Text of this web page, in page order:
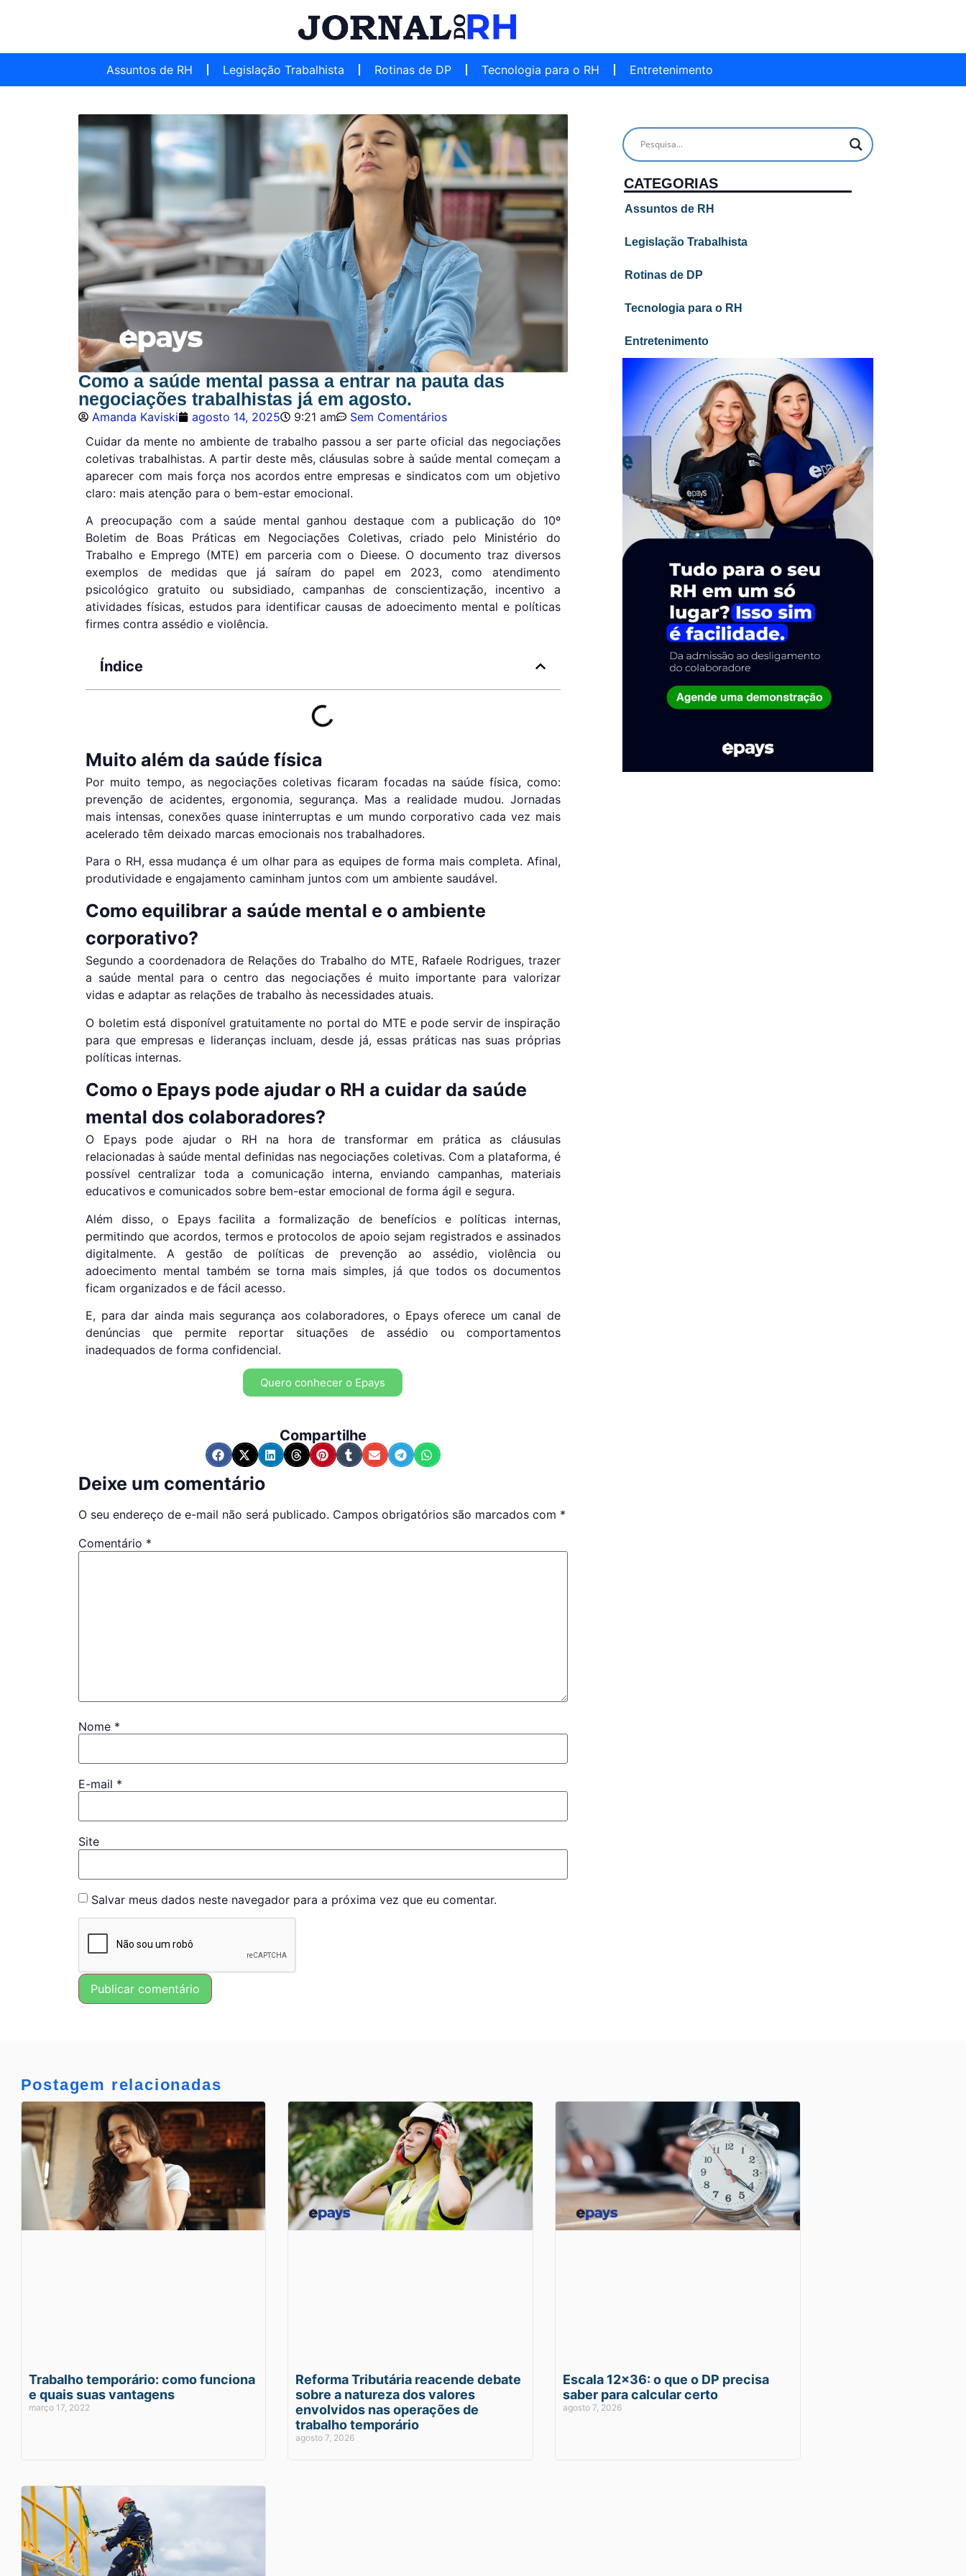
Assuntos de RH Legislação Trabalhista Rotinas de DP Tecnologia para o RH Entretenimento
Como a saúde mental passa a entrar na pauta das
negociações trabalhistas já em agosto.
Amanda Kaviski agosto 14, 2025 9:21 am
Sem Comentários
Cuidar da mente no ambiente de trabalho passou a ser parte oficial das negociações
coletivas trabalhistas. A partir deste mês, cláusulas sobre à saúde mental começam a
aparecer com mais força nos acordos entre empresas e sindicatos com um objetivo
claro: mais atenção para o bem-estar emocional.
A preocupação com a saúde mental ganhou destaque com a publicação do 10º
Boletim de Boas Práticas em Negociações Coletivas, criado pelo Ministério do
Trabalho e Emprego (MTE) em parceria com o Dieese. O documento traz diversos
exemplos de medidas que já saíram do papel em 2023, como atendimento
psicológico gratuito ou subsidiado, campanhas de conscientização, incentivo a
atividades físicas, estudos para identificar causas de adoecimento mental e políticas
firmes contra assédio e violência.
Índice
Muito além da saúde física
Por muito tempo, as negociações coletivas ficaram focadas na saúde física, como:
prevenção de acidentes, ergonomia, segurança. Mas a realidade mudou. Jornadas
mais intensas, conexões quase ininterruptas e um mundo corporativo cada vez mais
acelerado têm deixado marcas emocionais nos trabalhadores.
Para o RH, essa mudança é um olhar para as equipes de forma mais completa. Afinal,
produtividade e engajamento caminham juntos com um ambiente saudável.
Como equilibrar a saúde mental e o ambiente
corporativo?
Segundo a coordenadora de Relações do Trabalho do MTE, Rafaele Rodrigues, trazer
a saúde mental para o centro das negociações é muito importante para valorizar
vidas e adaptar as relações de trabalho às necessidades atuais.
O boletim está disponível gratuitamente no portal do MTE e pode servir de inspiração
para que empresas e lideranças incluam, desde já, essas práticas nas suas próprias
políticas internas.
Como o Epays pode ajudar o RH a cuidar da saúde
mental dos colaboradores?
O Epays pode ajudar o RH na hora de transformar em prática as cláusulas
relacionadas à saúde mental definidas nas negociações coletivas. Com a plataforma, é
possível centralizar toda a comunicação interna, enviando campanhas, materiais
educativos e comunicados sobre bem-estar emocional de forma ágil e segura.
Além disso, o Epays facilita a formalização de benefícios e políticas internas,
permitindo que acordos, termos e protocolos de apoio sejam registrados e assinados
digitalmente. A gestão de políticas de prevenção ao assédio, violência ou
adoecimento mental também se torna mais simples, já que todos os documentos
ficam organizados e de fácil acesso.
E, para dar ainda mais segurança aos colaboradores, o Epays oferece um canal de
denúncias que permite reportar situações de assédio ou comportamentos
inadequados de forma confidencial.
Quero conhecer o Epays
Compartilhe
Deixe um comentário
O seu endereço de e-mail não será publicado. Campos obrigatórios são marcados com *
Comentário *
Nome *
E-mail *
Site
Salvar meus dados neste navegador para a próxima vez que eu comentar.
CATEGORIAS
Assuntos de RH
Legislação Trabalhista
Rotinas de DP
Tecnologia para o RH
Entretenimento
Postagem relacionadas
Trabalho temporário: como funciona
e quais suas vantagens
março 17, 2022
Reforma Tributária reacende debate
sobre a natureza dos valores
envolvidos nas operações de
trabalho temporário
agosto 7, 2026
Escala 12×36: o que o DP precisa
saber para calcular certo
agosto 7, 2026